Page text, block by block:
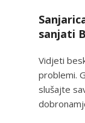
sanjati
Vidjeti
problemi.
slušajte